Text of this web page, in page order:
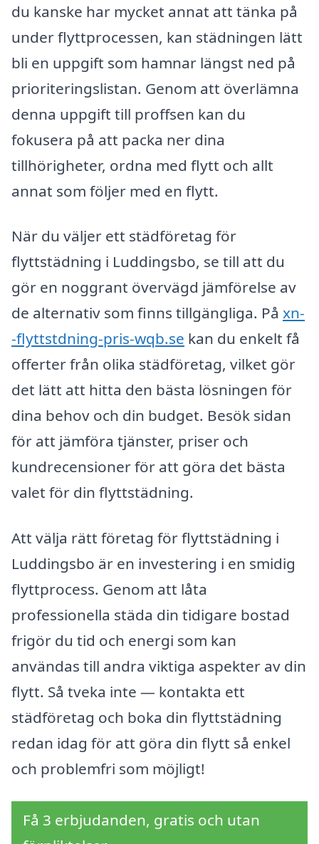
du kanske har mycket annat att tänka på
under flyttprocessen, kan städningen lätt
bli en uppgift som hamnar längst ned på
prioriteringslistan. Genom att överlämna
denna uppgift till proffsen kan du
fokusera på att packa ner dina
tillhörigheter, ordna med flytt och allt
annat som följer med en flytt.
När du väljer ett städföretag för
flyttstädning i Luddingsbo, se till att du
gör en noggrant övervägd jämförelse av
de alternativ som finns tillgängliga. På xn-
-flyttstdning-pris-wqb.se kan du enkelt få
offerter från olika städföretag, vilket gör
det lätt att hitta den bästa lösningen för
dina behov och din budget. Besök sidan
för att jämföra tjänster, priser och
kundrecensioner för att göra det bästa
valet för din flyttstädning.
Att välja rätt företag för flyttstädning i
Luddingsbo är en investering i en smidig
flyttprocess. Genom att låta
professionella städa din tidigare bostad
frigör du tid och energi som kan
användas till andra viktiga aspekter av din
flytt. Så tveka inte — kontakta ett
städföretag och boka din flyttstädning
redan idag för att göra din flytt så enkel
och problemfri som möjligt!
Få 3 erbjudanden, gratis och utan